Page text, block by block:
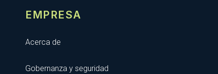
EMPRESA
Acerca de
Gobernanza y seguridad